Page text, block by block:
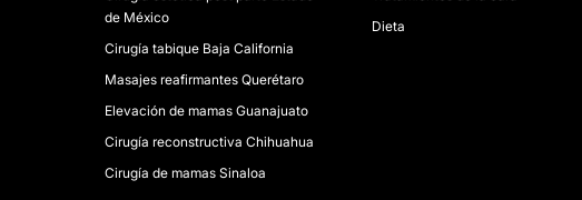
de México
Cirugía tabique Baja California
Masajes reafirmantes Querétaro
Elevación de mamas Guanajuato
Cirugía reconstructiva Chihuahua
Cirugía de mamas Sinaloa
Dieta